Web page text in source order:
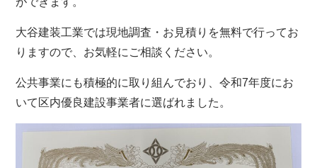
大谷建装工業では現地調査・お見積りを無料で行ってお
りますので、お気軽にご相談ください。
公共事業にも積極的に取り組んでおり、令和7年度にお
いて区内優良建設事業者に選ばれました。